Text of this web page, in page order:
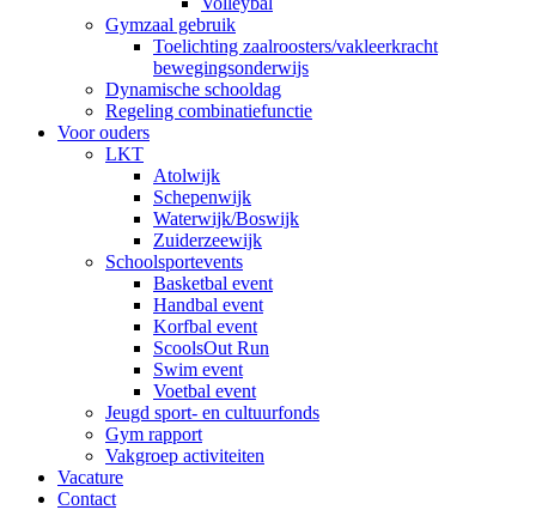
Gymzaal gebruik
Toelichting zaalroosters/vakleerkracht
bewegingsonderwijs
Dynamische schooldag
Regeling combinatiefunctie
Voor ouders
LKT
Atolwijk
Schepenwijk
Waterwijk/Boswijk
Zuiderzeewijk
Schoolsportevents
Basketbal event
Handbal event
Korfbal event
ScoolsOut Run
Swim event
Voetbal event
Jeugd sport- en cultuurfonds
Gym rapport
Vakgroep activiteiten
Vacature
Contact